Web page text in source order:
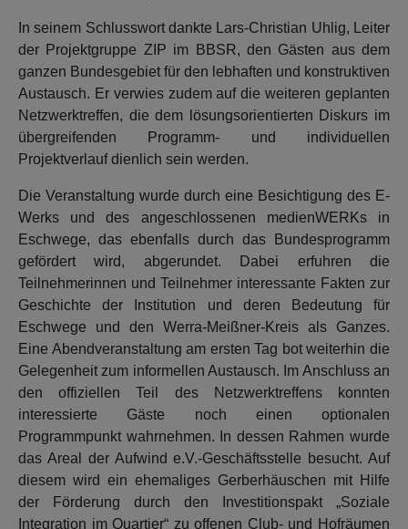
In seinem Schlusswort dankte Lars-Christian Uhlig, Leiter
der Projektgruppe ZIP im BBSR, den Gästen aus dem
ganzen Bundesgebiet für den lebhaften und konstruktiven
Austausch. Er verwies zudem auf die weiteren geplanten
Netzwerktreffen, die dem lösungsorientierten Diskurs im
übergreifenden Programm- und individuellen
Projektverlauf dienlich sein werden.
Die Veranstaltung wurde durch eine Besichtigung des E-
Werks und des angeschlossenen medienWERKs in
Eschwege, das ebenfalls durch das Bundesprogramm
gefördert wird, abgerundet. Dabei erfuhren die
Teilnehmerinnen und Teilnehmer interessante Fakten zur
Geschichte der Institution und deren Bedeutung für
Eschwege und den Werra-Meißner-Kreis als Ganzes.
Eine Abendveranstaltung am ersten Tag bot weiterhin die
Gelegenheit zum informellen Austausch. Im Anschluss an
den offiziellen Teil des Netzwerktreffens konnten
interessierte Gäste noch einen optionalen
Programmpunkt wahrnehmen. In dessen Rahmen wurde
das Areal der Aufwind e.V.-Geschäftsstelle besucht. Auf
diesem wird ein ehemaliges Gerberhäuschen mit Hilfe
der Förderung durch den Investitionspakt „Soziale
Integration im Quartier“ zu offenen Club- und Hofräumen